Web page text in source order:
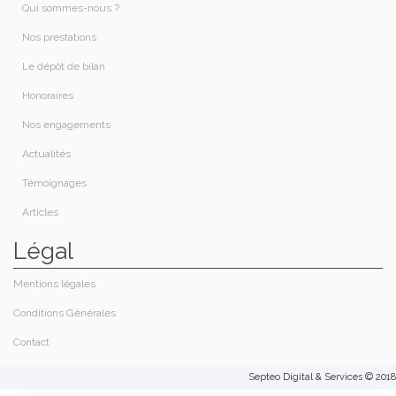
Qui sommes-nous ?​
Nos prestations​
Le dépôt de bilan
Honoraires​
Nos engagements
Actualités
Témoignages
Articles
Légal
Contact
Mentions légales
Conditions Générales
Septeo Digital & Services © 2018